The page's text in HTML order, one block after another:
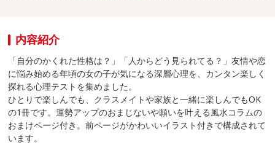
内容紹介
「自分のかくれた性格は？」「人からどう見られてる？」友情や恋
に悩み始める年頃の女の子が気になる深層心理を、カンタン楽しく
探れる心理テストを集めました。
ひとりで楽しんでも、クラスメイトや家族と一緒に楽しんでもOK
の1冊です。運勢アップのおまじないや願いを叶える風水コラムの
おまけページ付き。前ページがかわいいイラスト付きで構成されて
います。